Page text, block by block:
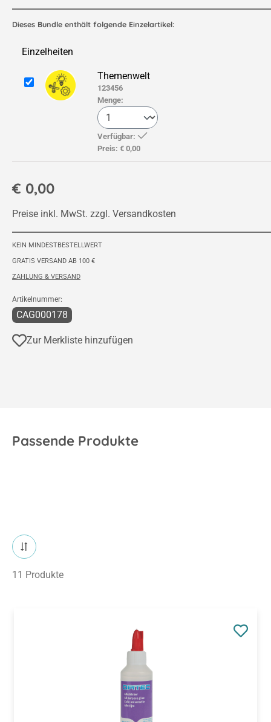
€ 0,00
Preise inkl. MwSt. zzgl. Versandkosten
Dieses Bundle enthält folgende Einzelartikel:
Einzelheiten
Themenwelt
123456
Menge:
Verfügbar:
Preis: € 0,00
KEIN MINDESTBESTELLWERT
GRATIS VERSAND AB 100 €
ZAHLUNG & VERSAND
Artikelnummer:
CAG000178
Zur Merkliste hinzufügen
Passende Produkte
11 Produkte